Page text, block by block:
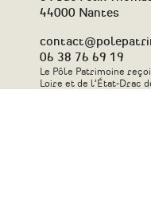
44000 Nantes
06 38 76 69 19
Le Pôle Patrimoine
Loire et de l’État-Drac